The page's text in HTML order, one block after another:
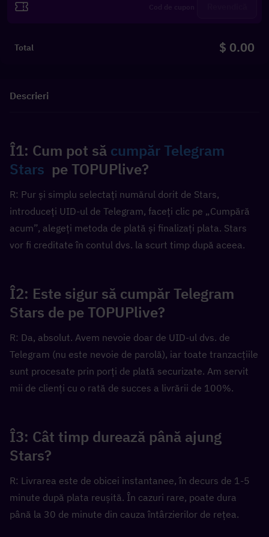
Total $ 0.00
Descrieri
Î1: Cum pot să cumpăr Telegram
Stars
  pe TOPUPlive?
R: Pur și simplu selectați numărul dorit de Stars,
introduceți UID-ul de Telegram, faceți clic pe „Cumpără
acum”, alegeți metoda de plată și finalizați plata. Stars
vor fi creditate în contul dvs. la scurt timp după aceea.
Î2: Este sigur să cumpăr Telegram
Stars de pe TOPUPlive?
R: Da, absolut. Avem nevoie doar de UID-ul dvs. de
Telegram (nu este nevoie de parolă), iar toate tranzacțiile
sunt procesate prin porți de plată securizate. Am servit
mii de clienți cu o rată de succes a livrării de 100%.
Î3: Cât timp durează până ajung
Stars?
R: Livrarea este de obicei instantanee, în decurs de 1-5
minute după plata reușită. În cazuri rare, poate dura
până la 30 de minute din cauza întârzierilor de rețea.